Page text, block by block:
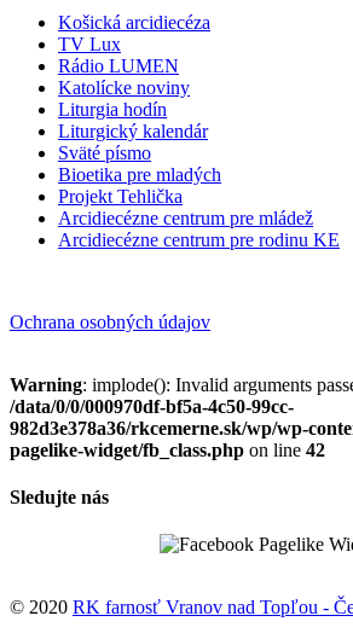
Košická arcidiecéza
TV Lux
Rádio LUMEN
Katolícke noviny
Liturgia hodín
Liturgický kalendár
Sväté písmo
Bioetika pre mladých
Projekt Tehlička
Arcidiecézne centrum pre mládež
Arcidiecézne centrum pre rodinu KE
Ochrana osobných údajov
Warning: implode(): Invalid arguments
/data/0/0/000970df-bf5a-4c50-99cc-
982d3e378a36/rkcemerne.sk/wp/wp-
pagelike-widget/fb_class.php on line 42
Sledujte nás
© 2020 RK farnosť Vranov nad Topľou -